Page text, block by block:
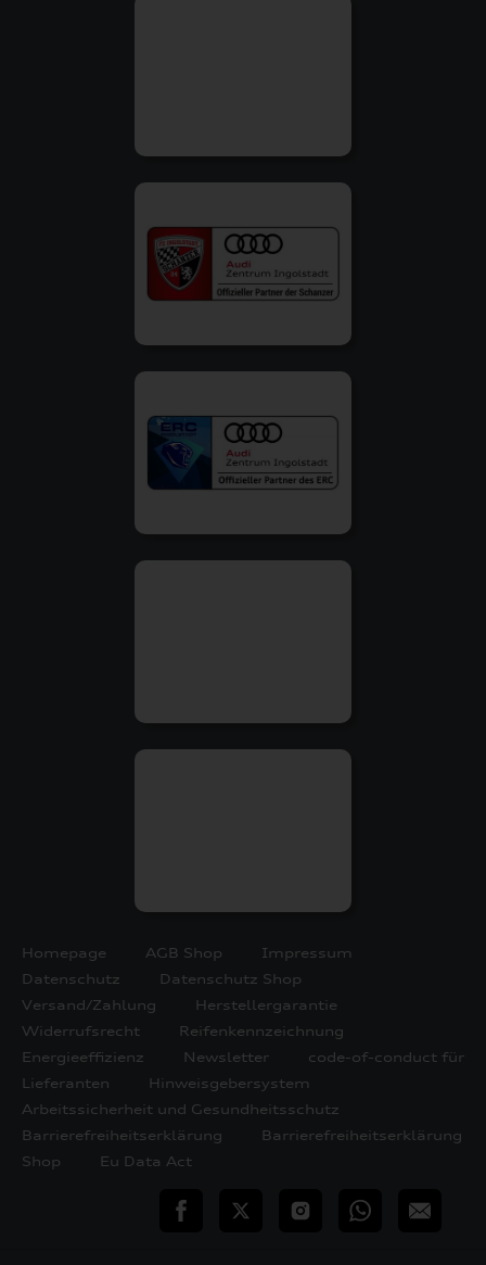
Homepage AGB Shop
Impressum
Datenschutz
Datenschutz Shop
Versand/Zahlung
Herstellergarantie
Widerrufsrecht
Reifenkennzeichnung
Energieeffizienz
Newsletter
code-of-conduct für
Lieferanten
Hinweisgebersystem
Arbeitssicherheit und Gesundheitsschutz
Barrierefreiheitserklärung
Barrierefreiheitserklärung
Shop
Eu Data Act
teilen Twitter InstagramWhatsApp
E-